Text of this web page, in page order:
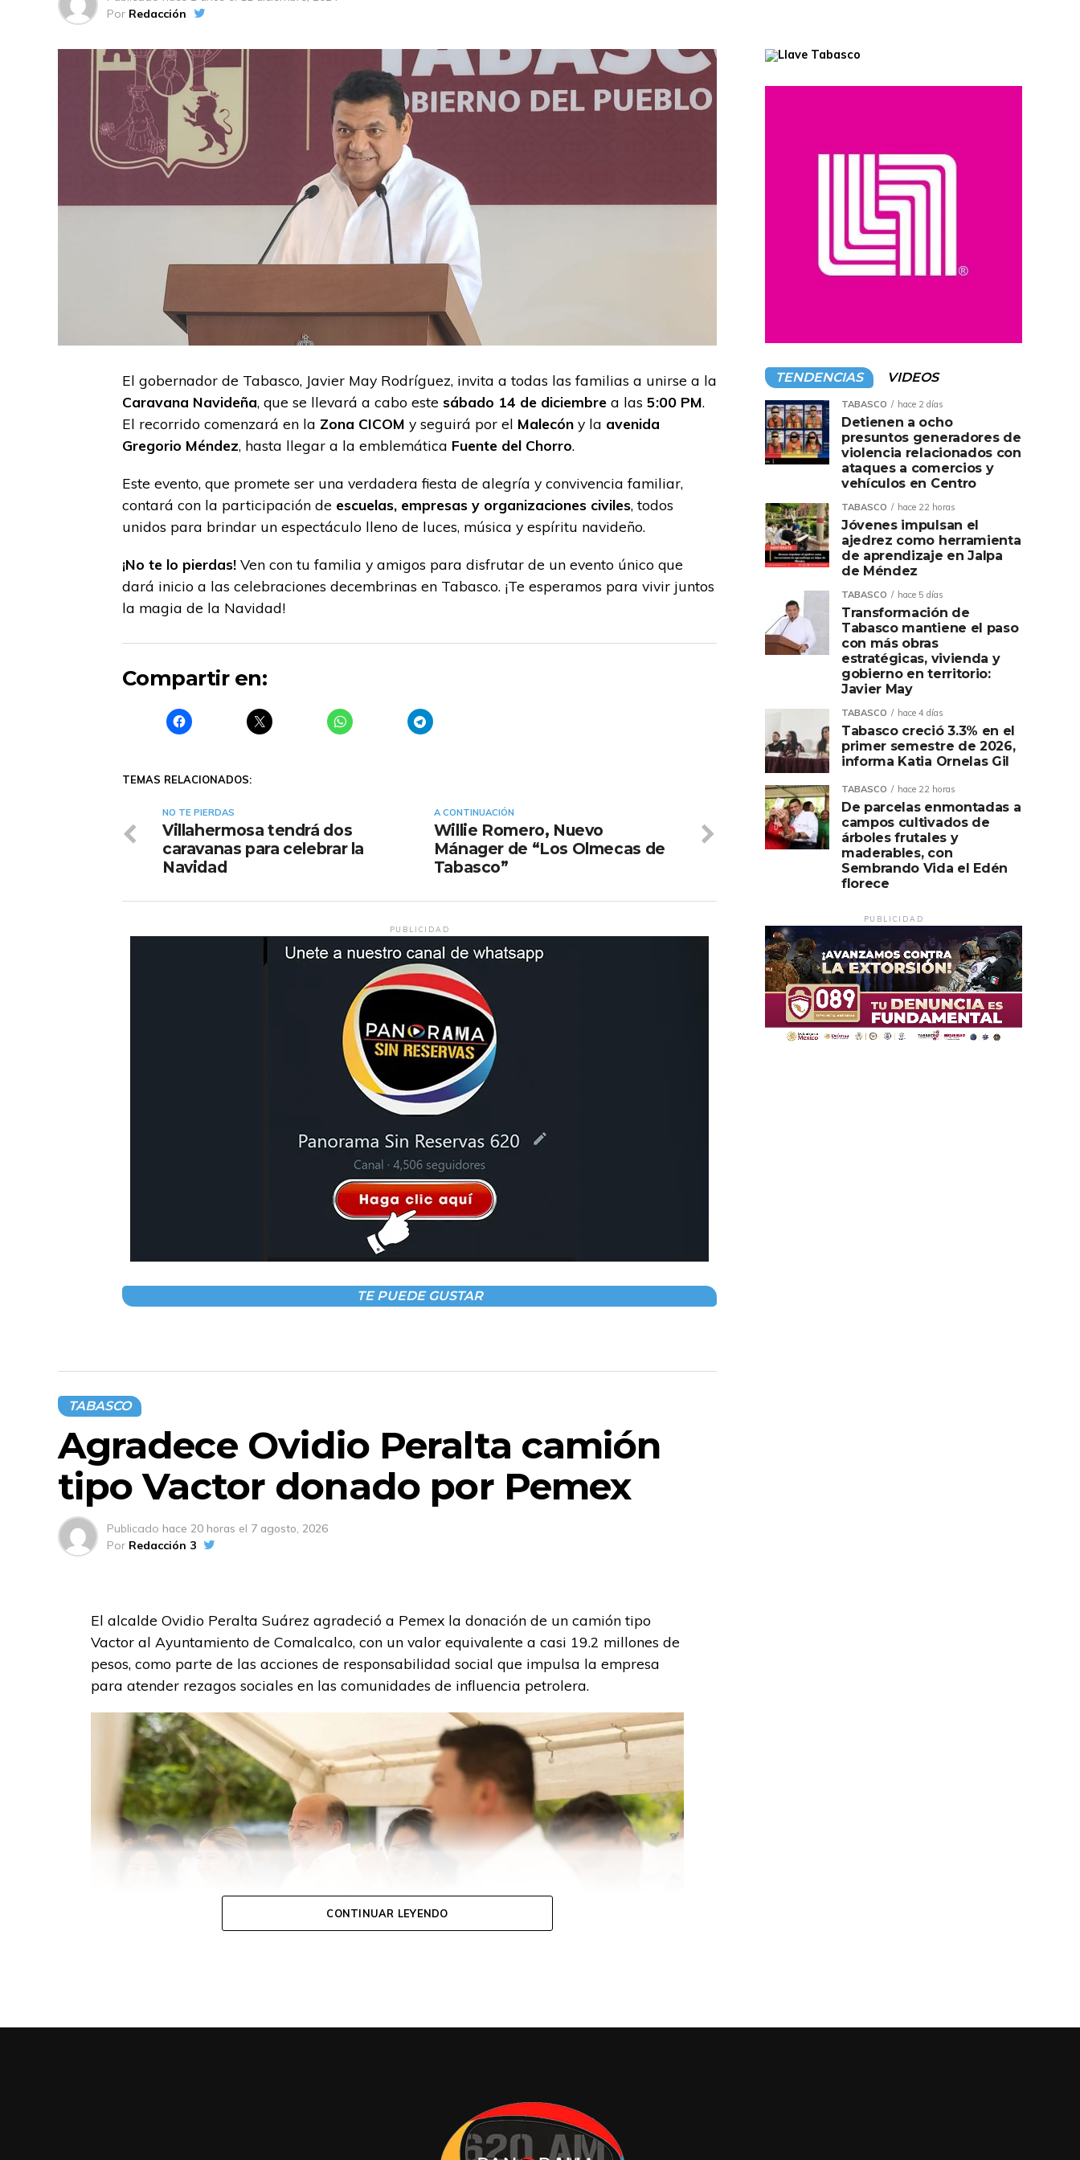
Por Redacción
El gobernador de Tabasco, Javier May Rodríguez, invita a todas las familias a unirse a la
Caravana Navideña, que se llevará a cabo este sábado 14 de diciembre a las 5:00 PM.
El recorrido comenzará en la Zona CICOM y seguirá por el Malecón y la avenida
Gregorio Méndez, hasta llegar a la emblemática Fuente del Chorro.
Este evento, que promete ser una verdadera fiesta de alegría y convivencia familiar,
contará con la participación de escuelas, empresas y organizaciones civiles, todos
unidos para brindar un espectáculo lleno de luces, música y espíritu navideño.
¡No te lo pierdas! Ven con tu familia y amigos para disfrutar de un evento único que
dará inicio a las celebraciones decembrinas en Tabasco. ¡Te esperamos para vivir juntos
la magia de la Navidad!
Compartir en:
TEMAS RELACIONADOS:
A CONTINUACIÓN
Willie Romero, Nuevo
Mánager de “Los Olmecas de
Tabasco”
NO TE PIERDAS
Villahermosa tendrá dos
caravanas para celebrar la
Navidad
PUBLICIDAD
TE PUEDE GUSTAR
TABASCO
Agradece Ovidio Peralta camión
tipo Vactor donado por Pemex
Publicado hace 20 horas el 7 agosto, 2026
Por Redacción 3
El alcalde Ovidio Peralta Suárez agradeció a Pemex la donación de un camión tipo
Vactor al Ayuntamiento de Comalcalco, con un valor equivalente a casi 19.2 millones de
pesos, como parte de las acciones de responsabilidad social que impulsa la empresa
para atender rezagos sociales en las comunidades de influencia petrolera.
Ante autoridades de la empresa productiva, el presidente destacó que esa unidad,
equipada con tanque de lodo con capacidad de 11.5 metros cúbicos, fortalecerá la
CONTINUAR LEYENDO
TENDENCIAS VIDEOS
TABASCO hace 2 días
Detienen a ocho
presuntos generadores de
violencia relacionados con
ataques a comercios y
vehículos en Centro
TABASCO hace 22 horas
Jóvenes impulsan el
ajedrez como herramienta
de aprendizaje en Jalpa
de Méndez
TABASCO hace 5 días
Transformación de
Tabasco mantiene el paso
con más obras
estratégicas, vivienda y
gobierno en territorio:
Javier May
TABASCO hace 4 días
Tabasco creció 3.3% en el
primer semestre de 2026,
informa Katia Ornelas Gil
TABASCO hace 22 horas
De parcelas enmontadas a
campos cultivados de
árboles frutales y
maderables, con
Sembrando Vida el Edén
florece
PUBLICIDAD